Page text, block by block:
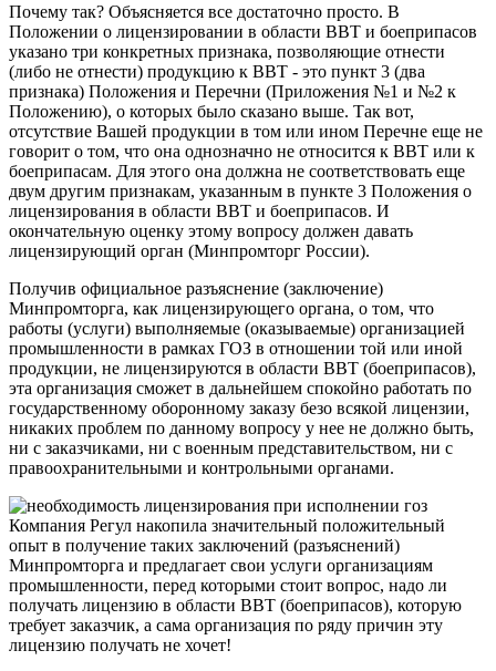
Почему так? Объясняется все достаточно просто. В
Положении о лицензировании в области ВВТ и боеприпасов
указано три конкретных признака, позволяющие отнести
(либо не отнести) продукцию к ВВТ - это пункт 3 (два
признака) Положения и Перечни (Приложения №1 и №2 к
Положению), о которых было сказано выше. Так вот,
отсутствие Вашей продукции в том или ином Перечне еще не
говорит о том, что она однозначно не относится к ВВТ или к
боеприпасам. Для этого она должна не соответствовать еще
двум другим признакам, указанным в пункте 3 Положения о
лицензирования в области ВВТ и боеприпасов. И
окончательную оценку этому вопросу должен давать
лицензирующий орган (Минпромторг России).
Получив официальное разъяснение (заключение)
Минпромторга, как лицензирующего органа, о том, что
работы (услуги) выполняемые (оказываемые) организацией
промышленности в рамках ГОЗ в отношении той или иной
продукции, не лицензируются в области ВВТ (боеприпасов),
эта организация сможет в дальнейшем спокойно работать по
государственному оборонному заказу безо всякой лицензии,
никаких проблем по данному вопросу у нее не должно быть,
ни с заказчиками, ни с военным представительством, ни с
правоохранительными и контрольными органами.
Компания Регул накопила значительный положительный
опыт в получение таких заключений (разъяснений)
Минпромторга и предлагает свои услуги организациям
промышленности, перед которыми стоит вопрос, надо ли
получать лицензию в области ВВТ (боеприпасов), которую
требует заказчик, а сама организация по ряду причин эту
лицензию получать не хочет!